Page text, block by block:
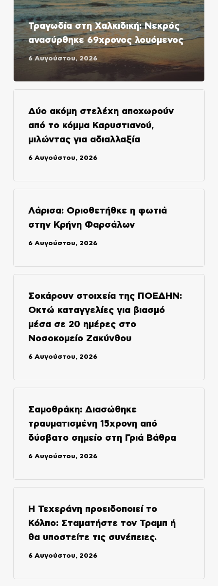
Τραγωδία στη Χαλκιδική: Νεκρός
ανασύρθηκε 69χρονος λουόμενος
6 Αυγούστου, 2026
Δύο ακόμη στελέχη αποχωρούν
από το κόμμα Καρυστιανού,
μιλώντας για αδιαλλαξία
6 Αυγούστου, 2026
Λάρισα: Οριοθετήθκε η φωτιά
στην Κρήνη Φαρσάλων
6 Αυγούστου, 2026
Σοκάρουν στοιχεία της ΠΟΕΔΗΝ:
Οκτώ καταγγελίες για βιασμό
μέσα σε 20 ημέρες στο
Νοσοκομείο Ζακύνθου
6 Αυγούστου, 2026
Σαμοθράκη: Διασώθηκε
τραυματισμένη 15χρονη από
δύσβατο σημείο στη Γριά Βάθρα
6 Αυγούστου, 2026
Η Τεχεράνη προειδοποιεί το
Κόλπο: Σταματήστε τον Τραμπ ή
θα υποστείτε τις συνέπειες.
6 Αυγούστου, 2026